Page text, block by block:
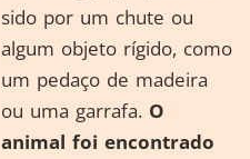
sido por um chute ou
algum objeto rígido, como
um pedaço de madeira
ou uma garrafa. O
animal foi encontrado